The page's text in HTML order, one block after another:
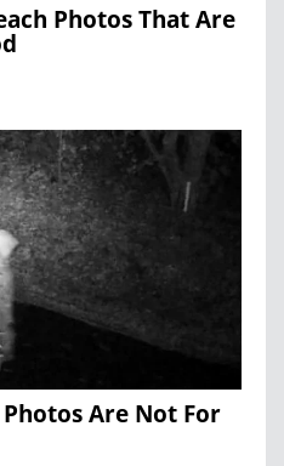
Photos That Are
Are Not For